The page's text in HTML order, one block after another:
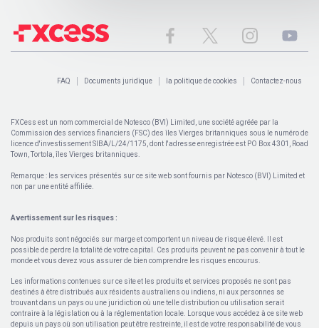
FAQ Documents juridique la politique de cookies Contactez-nous
FXCess est un nom commercial de Notesco (BVI) Limited, une société agréée par la
Commission des services financiers (FSC) des îles Vierges britanniques sous le numéro de
licence d'investissement SIBA/L/24/1175, dont l'adresse enregistrée est PO Box 4301, Road
Town, Tortola, îles Vierges britanniques.
Remarque : les services présentés sur ce site web sont fournis par Notesco (BVI) Limited et
non par une entité affiliée.
Avertissement sur les risques :
Nos produits sont négociés sur marge et comportent un niveau de risque élevé. Il est
possible de perdre la totalité de votre capital. Ces produits peuvent ne pas convenir à tout le
monde et vous devez vous assurer de bien comprendre les risques encourus.
Les informations contenues sur ce site et les produits et services proposés ne sont pas
destinés à être distribués aux résidents australiens ou indiens, ni aux personnes se
trouvant dans un pays ou une juridiction où une telle distribution ou utilisation serait
contraire à la législation ou à la réglementation locale. Lorsque vous accédez à ce site web
depuis un pays où son utilisation peut être restreinte, il est de votre responsabilité de vous